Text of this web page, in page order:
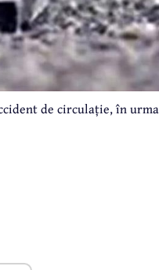
de circulație, în